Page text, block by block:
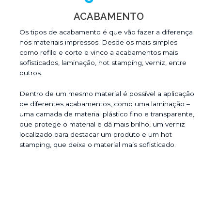
ACABAMENTO
Os tipos de acabamento é que vão fazer a diferença
nos materiais impressos. Desde os mais simples
como refile e corte e vinco a acabamentos mais
sofisticados, laminação, hot stampíng, verniz, entre
outros.
Dentro de um mesmo material é possível a aplicação
de diferentes acabamentos, como uma laminação –
uma camada de material plástico fino e transparente,
que protege o material e dá mais brilho, um verniz
localizado para destacar um produto e um hot
stamping, que deixa o material mais sofisticado.